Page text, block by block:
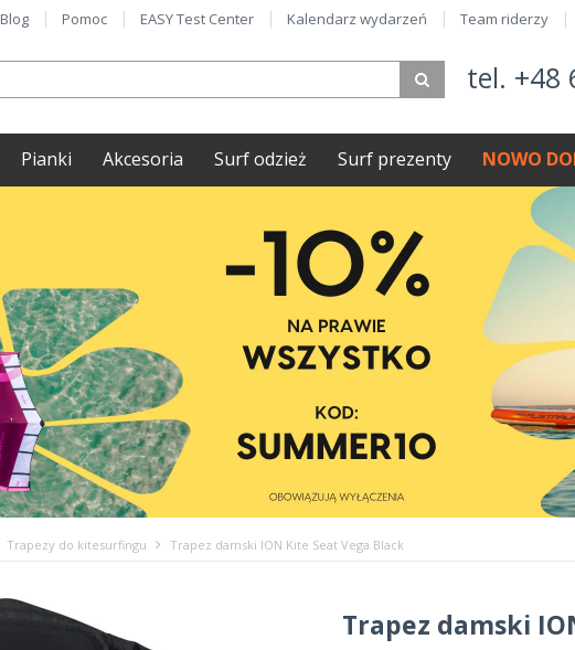
Blog Pomoc EASY Test Center Kalendarz wydarzeń Team riderzy
tel. +48
Pianki Akcesoria Surf odzież Surf prezenty NOWO
Trapezy do kitesurfingu Trapez damski ION Kite Seat Vega Black
Trapez damski